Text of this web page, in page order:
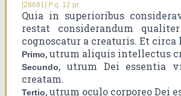
[28681] Iª q. 12 pr.
Quia in superioribus
restat considerandum
cognoscatur a creaturis. Et
Primo, utrum aliquis intellectus
Secundo, utrum Dei essentia
creatam.
Tertio, utrum oculo corporeo Dei